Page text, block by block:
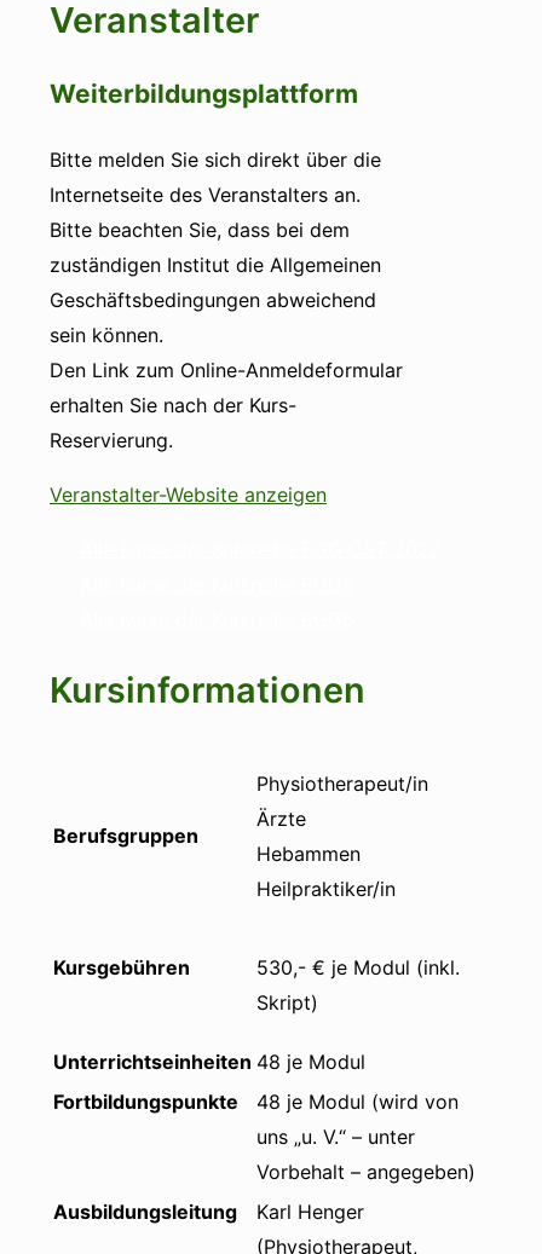
Veranstalter
Weiterbildungsplattform
Bitte melden Sie sich direkt über die
Internetseite des Veranstalters an.
Bitte beachten Sie, dass bei dem
zuständigen Institut die Allgemeinen
Geschäftsbedingungen abweichend
sein können.
Den Link zum Online-Anmeldeformular
erhalten Sie nach der Kurs-
Reservierung.
Veranstalter-Website anzeigen
Kursinformationen
Berufsgruppen
Physiotherapeut/in
Ärzte
Hebammen
Heilpraktiker/in
Kursgebühren
530,- € je Modul (inkl.
Skript)
Unterrichtseinheiten 48 je Modul
Fortbildungspunkte
48 je Modul (wird von
uns „u. V.“ – unter
Vorbehalt – angegeben)
Ausbildungsleitung
Karl Henger
(Physiotherapeut,